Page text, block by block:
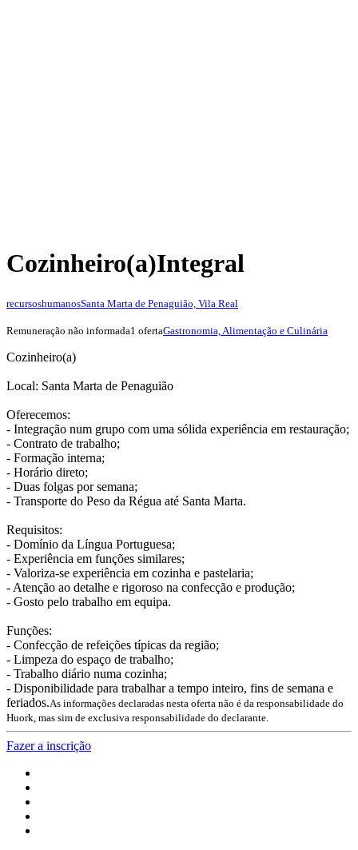
Cozinheiro(a)Integral
recursoshumanosSanta Marta de Penaguião, Vila Real
Remuneração não informada1 ofertaGastronomia, Alimentação e Culinária
Cozinheiro(a)
Local: Santa Marta de Penaguião
Oferecemos:
- Integração num grupo com uma sólida experiência em restauração;
- Contrato de trabalho;
- Formação interna;
- Horário direto;
- Duas folgas por semana;
- Transporte do Peso da Régua até Santa Marta.
Requisitos:
- Domínio da Língua Portuguesa;
- Experiência em funções similares;
- Valoriza-se experiência em cozinha e pastelaria;
- Atenção ao detalhe e rigoroso na confecção e produção;
- Gosto pelo trabalho em equipa.
Funções:
- Confecção de refeições típicas da região;
- Limpeza do espaço de trabalho;
- Trabalho diário numa cozinha;
- Disponibilidade para trabalhar a tempo inteiro, fins de semana e
feriados.As informações declaradas nesta oferta não é da responsabilidade do
Huork, mas sim de exclusiva responsabilidade do declarante.
Fazer a inscrição